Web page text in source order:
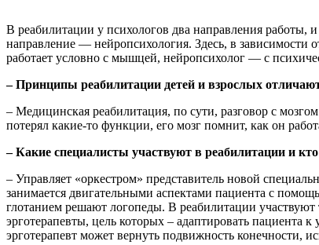
В реабилитации у психологов два направления
направление — нейропсихология. Здесь, в
работает условно с мышцей, нейропсихолог — с
– Принципы реабилитации детей и взрослых
– Медицинская реабилитация, по сути, разговор с
потерял какие-то функции, его мозг помнит, как он
– Какие специалисты участвуют в реабилитации и
– Управляет «оркестром» представитель новой
занимается двигательными аспектами пациента с
глотанием решают логопеды. В реабилитации
эрготерапевты, цель которых – адаптировать
эрготерапевт может вернуть подвижность конечно­сти,